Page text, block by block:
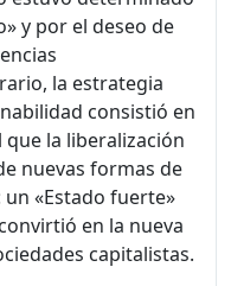
y por el deseo de
la estrategia
consistió en
la liberalización
nuevas formas de
«Estado fuerte»
en la nueva
capitalistas.